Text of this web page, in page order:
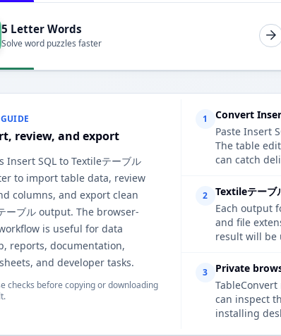
5 Letter Words
Solve word puzzles faster
review, and export
Insert SQL to Textileテーブル
to import table data, review
columns, and export clean
ーブル output. The browser-
is useful for data
reports, documentation,
and developer tasks.
checks before copying or downloading
1
Convert
Paste Insert
The table
can catch
2
Textileテー
Each output
and file
result will be
3
Private
can inspect
installing